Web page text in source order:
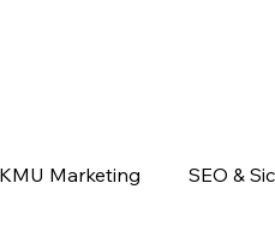
KMU Marketing SEO &